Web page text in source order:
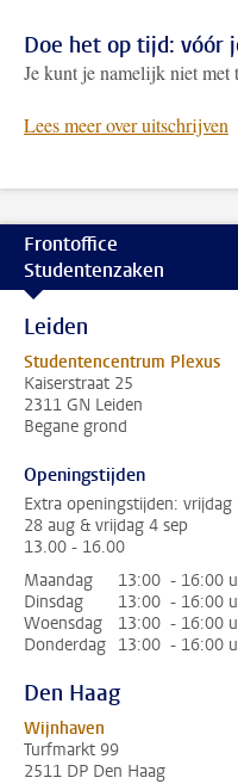
Doe het op tijd: vóór
Je kunt je namelijk niet
Lees meer over uitschrijven
Frontoffice
Studentenzaken
Leiden
Studentencentrum Plexus
Kaiserstraat 25
2311 GN Leiden
Begane grond
Openingstijden
Extra openingstijden: vrijdag
28 aug & vrijdag 4 sep
13.00 - 16.00
Maandag
13:00 - 16:00
Dinsdag
13:00 - 16:00
Woensdag
13:00 - 16:00
Donderdag 13:00 - 16:00
Den Haag
Wijnhaven
Turfmarkt 99
2511 DP Den Haag